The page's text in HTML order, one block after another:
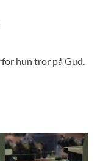
hun tror på Gud.